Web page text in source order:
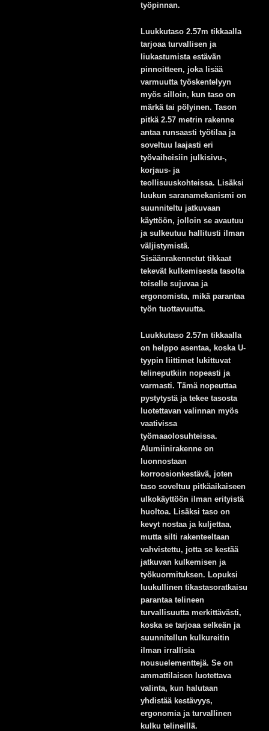
työpinnan.
Luukkutaso 2.57m tikkaalla
tarjoaa turvallisen ja
liukastumista estävän
pinnoitteen, joka lisää
varmuutta työskentelyyn
myös silloin, kun taso on
märkä tai pölyinen. Tason
pitkä 2.57 metrin rakenne
antaa runsaasti työtilaa ja
soveltuu laajasti eri
työvaiheisiin julkisivu-,
korjaus- ja
teollisuuskohteissa. Lisäksi
luukun saranamekanismi on
suunniteltu jatkuvaan
käyttöön, jolloin se avautuu
ja sulkeutuu hallitusti ilman
väljistymistä.
Sisäänrakennetut tikkaat
tekevät kulkemisesta tasolta
toiselle sujuvaa ja
ergonomista, mikä parantaa
työn tuottavuutta.
Luukkutaso 2.57m tikkaalla
on helppo asentaa, koska U-
tyypin liittimet lukittuvat
telineputkiin nopeasti ja
varmasti. Tämä nopeuttaa
pystytystä ja tekee tasosta
luotettavan valinnan myös
vaativissa
työmaaolosuhteissa.
Alumiinirakenne on
luonnostaan
korroosionkestävä, joten
taso soveltuu pitkäaikaiseen
ulkokäyttöön ilman erityistä
huoltoa. Lisäksi taso on
kevyt nostaa ja kuljettaa,
mutta silti rakenteeltaan
vahvistettu, jotta se kestää
jatkuvan kulkemisen ja
työkuormituksen. Lopuksi
luukullinen tikastasoratkaisu
parantaa telineen
turvallisuutta merkittävästi,
koska se tarjoaa selkeän ja
suunnitellun kulkureitin
ilman irrallisia
nousuelementtejä. Se on
ammattilaisen luotettava
valinta, kun halutaan
yhdistää kestävyys,
ergonomia ja turvallinen
kulku telineillä.